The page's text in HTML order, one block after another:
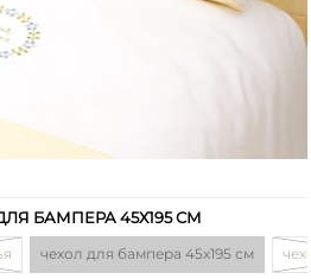
БАМПЕРА 45Х195 СМ
чехол для бампера 45х195 см